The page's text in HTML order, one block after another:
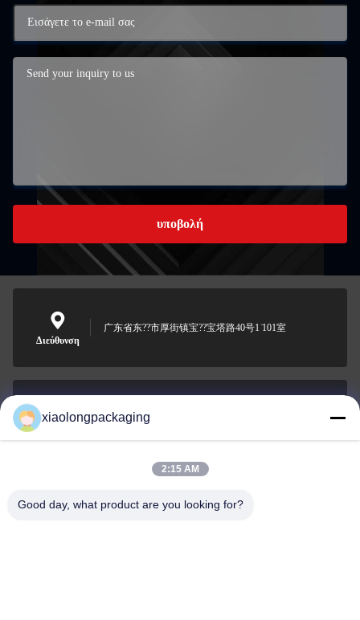
υποβολή
Διεύθυνση
广东省东??市厚街镇宝??宝塔路40号1 ̇101室
Ηλεκτρονικό
Tina@xiaolongpackaging.com
0086-15322891631
xiaolongpackaging
2:15 AM
Good day, what product are you looking for?